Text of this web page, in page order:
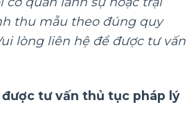
thu mẫu theo đúng quy
lòng liên hệ để được tư vấn
được tư vấn thủ tục pháp lý